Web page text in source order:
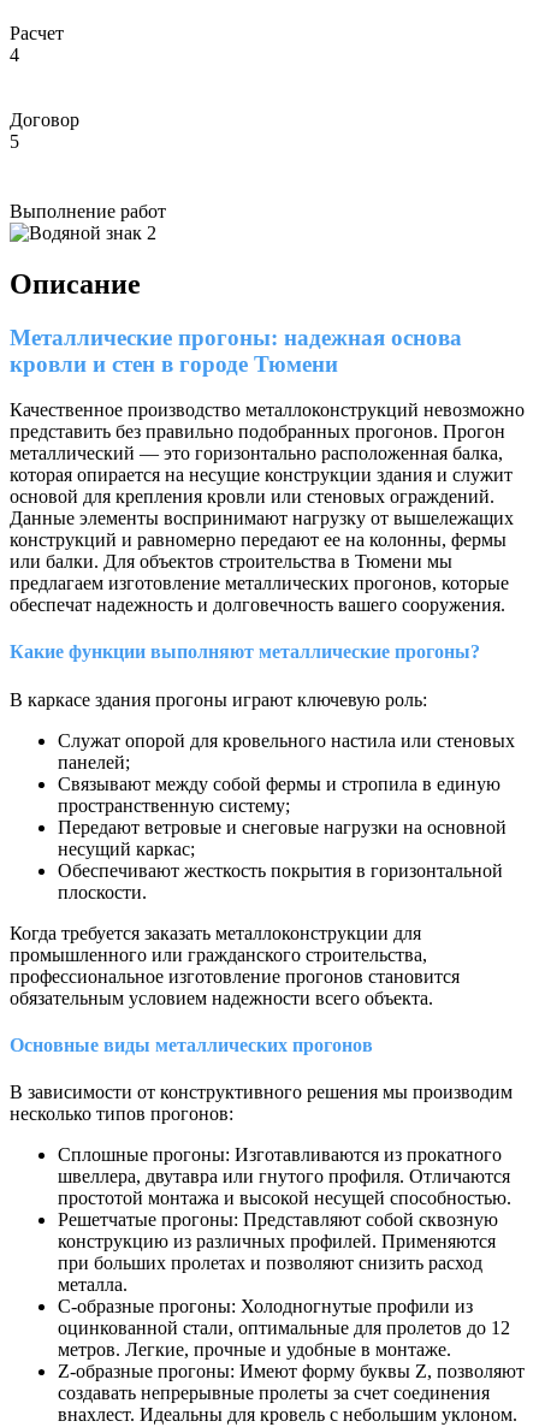
Расчет
4
Договор
5
Выполнение работ
Описание
Металлические прогоны: надежная основа
кровли и стен в городе Тюмени
Качественное производство металлоконструкций невозможно
представить без правильно подобранных прогонов. Прогон
металлический — это горизонтально расположенная балка,
которая опирается на несущие конструкции здания и служит
основой для крепления кровли или стеновых ограждений.
Данные элементы воспринимают нагрузку от вышележащих
конструкций и равномерно передают ее на колонны, фермы
или балки. Для объектов строительства в Тюмени мы
предлагаем изготовление металлических прогонов, которые
обеспечат надежность и долговечность вашего сооружения.
Какие функции выполняют металлические прогоны?
В каркасе здания прогоны играют ключевую роль:
Служат опорой для кровельного настила или стеновых
панелей;
Связывают между собой фермы и стропила в единую
пространственную систему;
Передают ветровые и снеговые нагрузки на основной
несущий каркас;
Обеспечивают жесткость покрытия в горизонтальной
плоскости.
Когда требуется заказать металлоконструкции для
промышленного или гражданского строительства,
профессиональное изготовление прогонов становится
обязательным условием надежности всего объекта.
Основные виды металлических прогонов
В зависимости от конструктивного решения мы производим
несколько типов прогонов:
Сплошные прогоны: Изготавливаются из прокатного
швеллера, двутавра или гнутого профиля. Отличаются
простотой монтажа и высокой несущей способностью.
Решетчатые прогоны: Представляют собой сквозную
конструкцию из различных профилей. Применяются
при больших пролетах и позволяют снизить расход
металла.
С-образные прогоны: Холодногнутые профили из
оцинкованной стали, оптимальные для пролетов до 12
метров. Легкие, прочные и удобные в монтаже.
Z-образные прогоны: Имеют форму буквы Z, позволяют
создавать непрерывные пролеты за счет соединения
внахлест. Идеальны для кровель с небольшим уклоном.